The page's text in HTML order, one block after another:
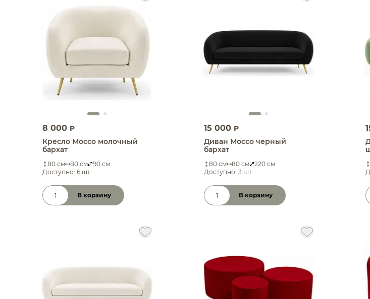
8 000 P
Кресло Моссо молочный
бархат
80 см 80 см
90 см
Доступно: 6 шт.
Количество товара
В корзину
15 000 P
Диван Моссо черный
бархат
80 см 80 см
220 см
Доступно: 3 шт.
Количество товара
В корзину